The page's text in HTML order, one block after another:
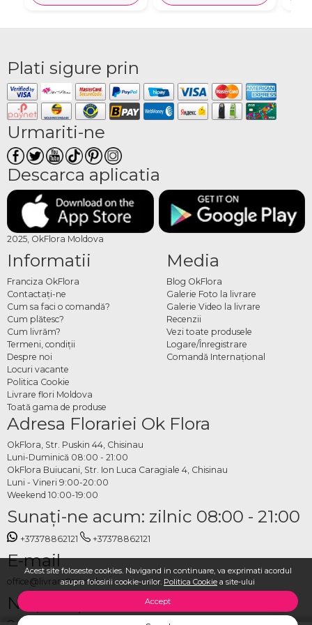
Acest site foloseste cookies. Navigand in continuare, va exprimati acordul
asupra folosirii cookie-urilor. Politica Cookie a site-ului
Accept
Plati sigure prin
Urmariti-ne
Descarca aplicatia
2025, OkFlora Moldova
Informatii
Franciza OkFlora
Contactaţi-ne
Cum sa faci o comandă?
Cum plătesc?
Cum livrăm?
Termeni, condiţii
Despre noi
Locuri vacante
Politica Cookie
Livrare flori Moldova
Toată gama de produse
Media
Blog OkFlora
Galerie Foto la livrare
Galerie Video la livrare
Recenzii
Vezi toate produsele
Logare/Înregistrare
Comandă Internațional
Adresa Florariei Ok Flora
OkFlora, Str. Puskin 44, Chisinau
Luni-Duminică 08:00 - 21:00
OkFlora Buiucani, Str. Ion Luca Caragiale 4, Chisinau
Luni - Vineri 9:00-20:00
Weekend 10:00-19:00
Sunaţi-ne acum: zilnic 08:00 - 21:00
+37378862121 +37378862121
E-mail
office@livrareflori.md
Ne puteți contacta: